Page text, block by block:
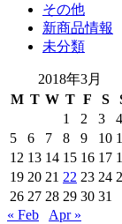
その他
新商品情報
未分類
2018年3月
M T W T F S
1
2 3
4
5
6 7 8 9 10
12 13 14 15 16 17
19 20 21 22 23 24
26 27 28 29 30 31
« Feb
Apr »